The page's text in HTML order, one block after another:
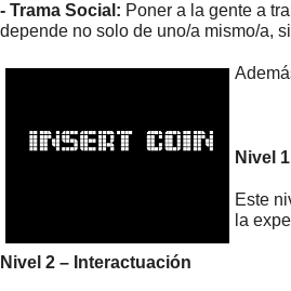
- Trama Social: Poner a la gente a
depende no solo de uno/a mismo/a,
Nivel
Este
la
Nivel 2 – Interactuación